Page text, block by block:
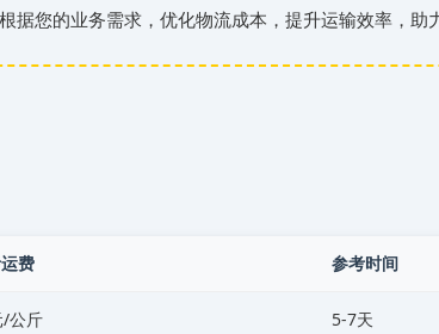
您的业务需求，优化物流成本，提升运输效率，助
费 参考时间
公斤 5-7天